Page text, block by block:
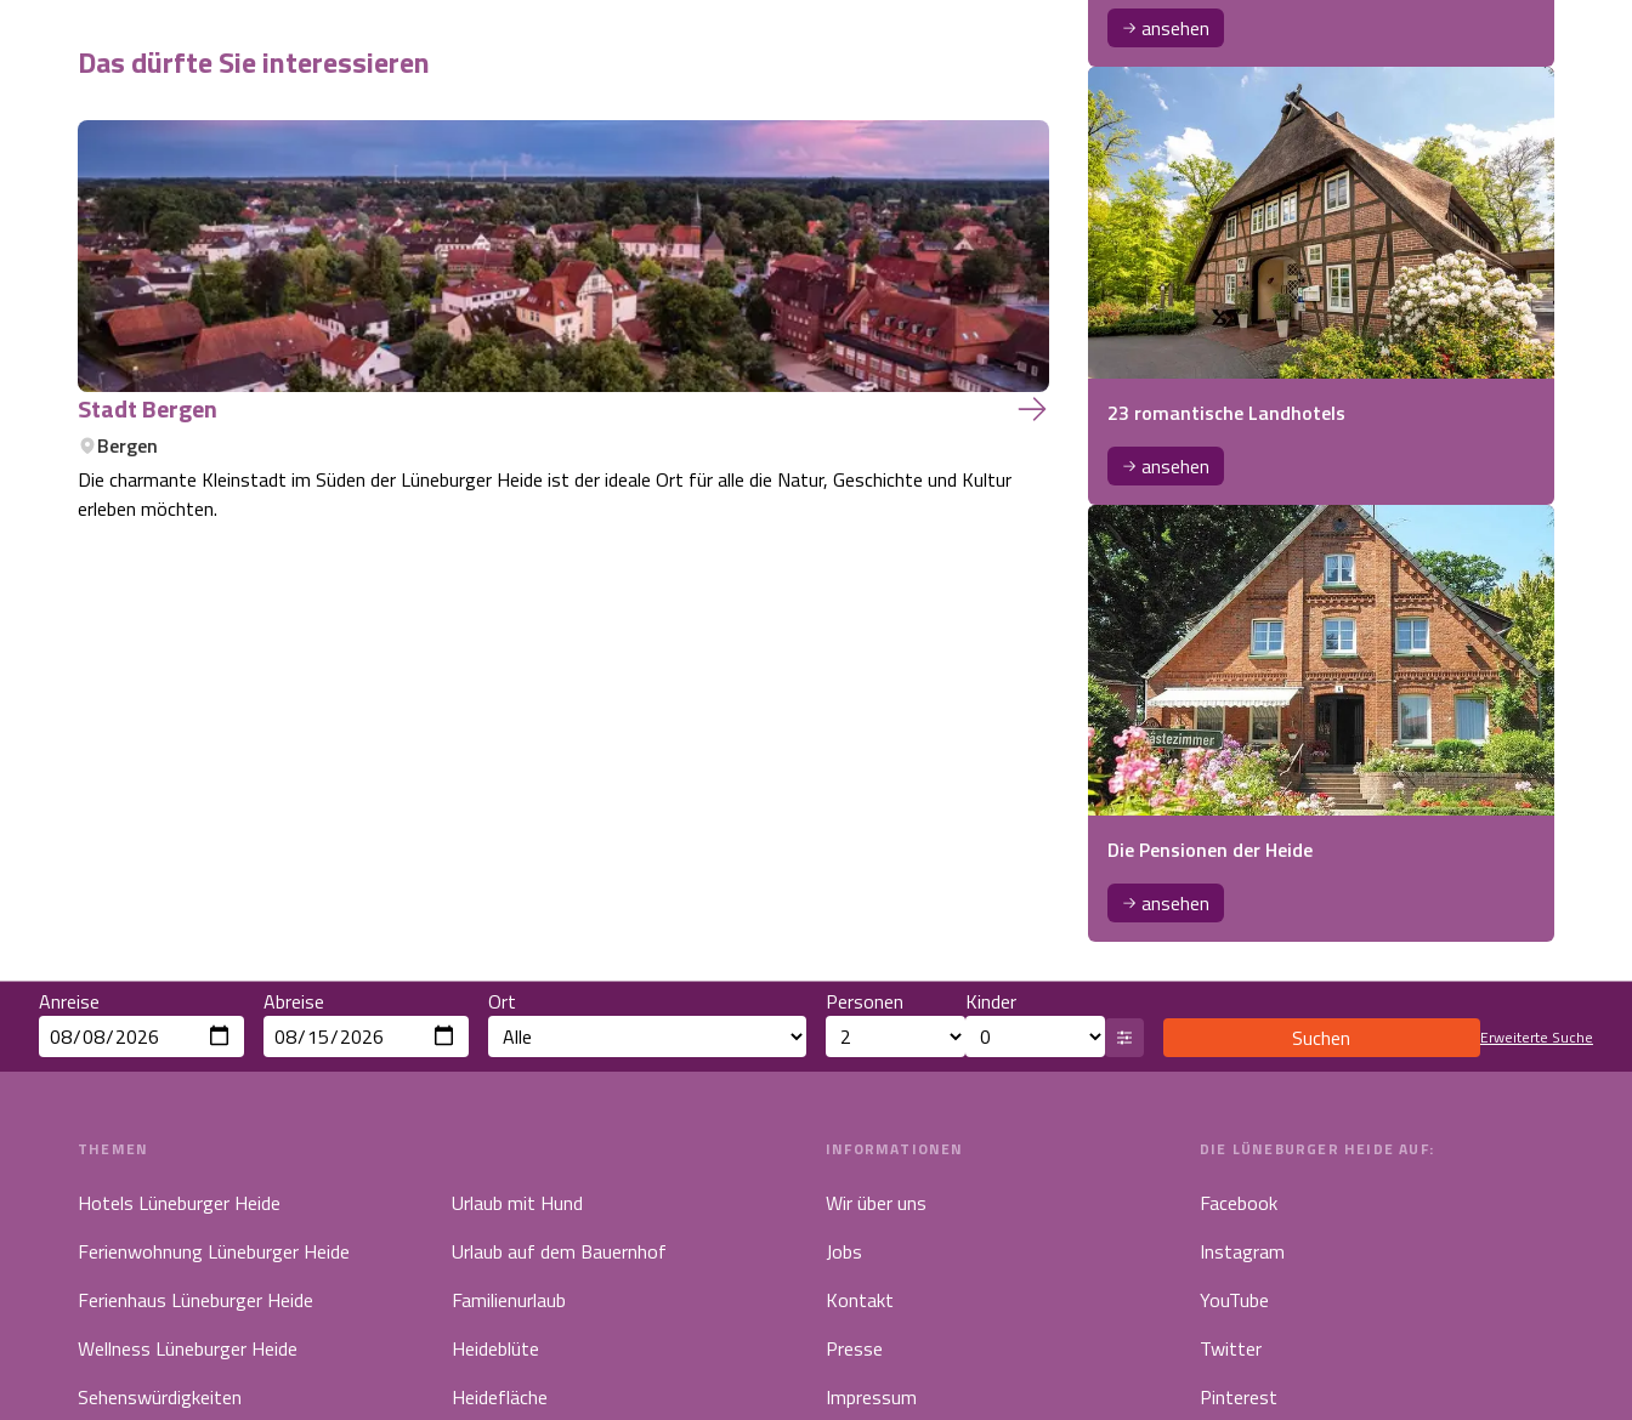
Das dürfte Sie interessieren
Stadt Bergen
Bergen
Die charmante Kleinstadt im Süden der Lüneburger Heide ist der ideale Ort für alle die Natur, Geschichte und Kultur
erleben möchten.
ansehen
23 romantische Landhotels
ansehen
Die Pensionen der Heide
ansehen
Anreise Abreise Ort Personen
Kinder
Suchen
Erweiterte Suche
THEMEN
Hotels Lüneburger Heide
Ferienwohnung Lüneburger Heide
Ferienhaus Lüneburger Heide
Wellness Lüneburger Heide
Sehenswürdigkeiten
Urlaub mit Hund
Urlaub auf dem Bauernhof
Familienurlaub
Heideblüte
Heidefläche
INFORMATIONEN
Wir über uns
Jobs
Kontakt
Presse
Impressum
DIE LÜNEBURGER HEIDE AUF:
Facebook
Instagram
YouTube
Twitter
Pinterest